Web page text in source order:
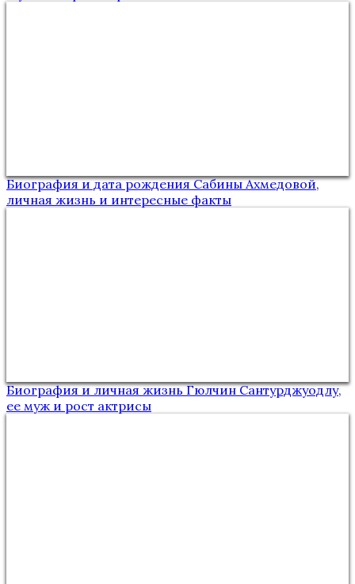
Биография и дата рождения Сабины Ахмедовой,
личная жизнь и интересные факты
Биография и личная жизнь Гюлчин Сантурджуодлу,
ее муж и рост актрисы